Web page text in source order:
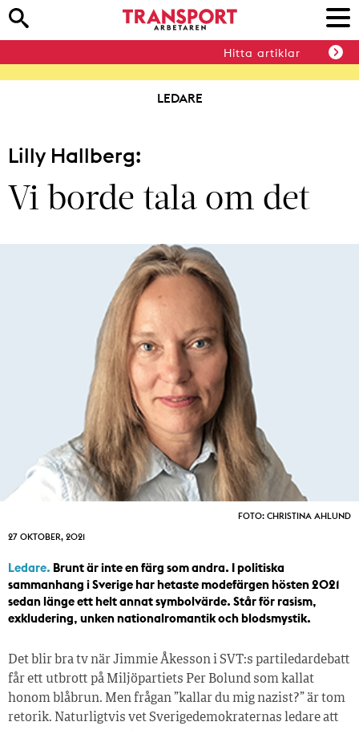
Hitta artiklar
LEDARE
Lilly Hallberg:
Vi borde tala om det
FOTO: CHRISTINA AHLUND
27 OKTOBER, 2021
Ledare. Brunt är inte en färg som andra. I politiska
sammanhang i Sverige har hetaste modefärgen hösten 2021
sedan länge ett helt annat symbolvärde. Står för rasism,
exkludering, unken nationalromantik och blodsmystik.
Det blir bra tv när Jimmie Åkesson i SVT:s partiledardebatt
får ett utbrott på Miljöpartiets Per Bolund som kallat
honom blåbrun. Men frågan ”kallar du mig nazist?” är tom
retorik. Naturligtvis vet Sverigedemokraternas ledare att